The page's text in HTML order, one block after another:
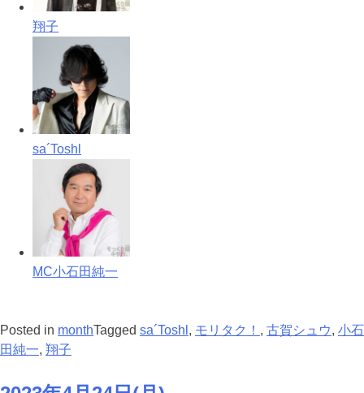
翔子
sa´Toshl
MC小石田純一
Posted in monthTagged sa´Toshl , モリタク！ , 古賀シュウ, 小石
田純一, 翔子